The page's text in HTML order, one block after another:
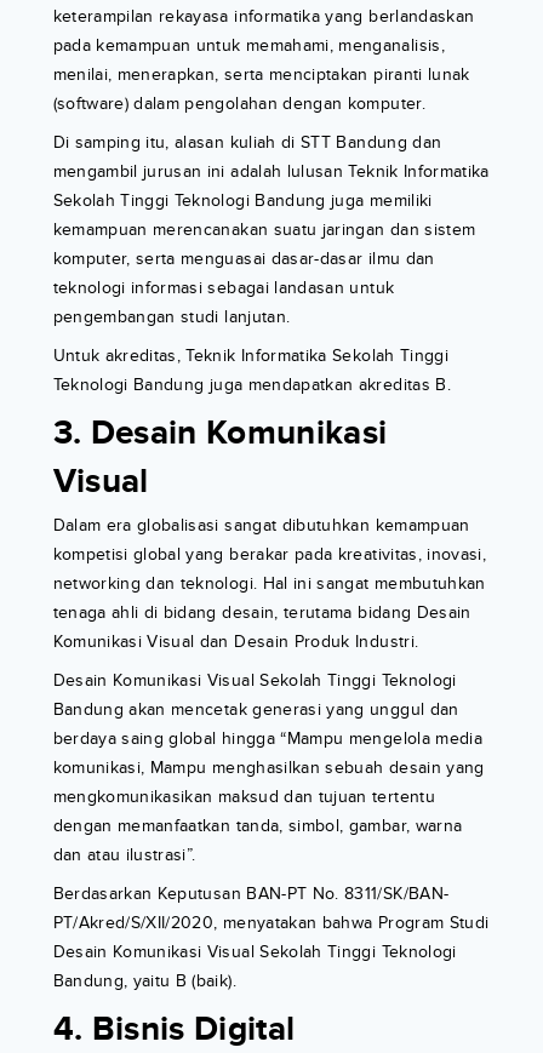
keterampilan rekayasa informatika yang berlandaskan
pada kemampuan untuk memahami, menganalisis,
menilai, menerapkan, serta menciptakan piranti lunak
(software) dalam pengolahan dengan komputer.
Di samping itu, alasan kuliah di STT Bandung dan
mengambil jurusan ini adalah lulusan Teknik Informatika
Sekolah Tinggi Teknologi Bandung juga memiliki
kemampuan merencanakan suatu jaringan dan sistem
komputer, serta menguasai dasar-dasar ilmu dan
teknologi informasi sebagai landasan untuk
pengembangan studi lanjutan.
Untuk akreditas, Teknik Informatika Sekolah Tinggi
Teknologi Bandung juga mendapatkan akreditas B.
3. Desain Komunikasi
Visual
Dalam era globalisasi sangat dibutuhkan kemampuan
kompetisi global yang berakar pada kreativitas, inovasi,
networking dan teknologi. Hal ini sangat membutuhkan
tenaga ahli di bidang desain, terutama bidang Desain
Komunikasi Visual dan Desain Produk Industri.
Desain Komunikasi Visual Sekolah Tinggi Teknologi
Bandung akan mencetak generasi yang unggul dan
berdaya saing global hingga “Mampu mengelola media
komunikasi, Mampu menghasilkan sebuah desain yang
mengkomunikasikan maksud dan tujuan tertentu
dengan memanfaatkan tanda, simbol, gambar, warna
dan atau ilustrasi”.
Berdasarkan Keputusan BAN-PT No. 8311/SK/BAN-
PT/Akred/S/XII/2020, menyatakan bahwa Program Studi
Desain Komunikasi Visual Sekolah Tinggi Teknologi
Bandung, yaitu B (baik).
4. Bisnis Digital